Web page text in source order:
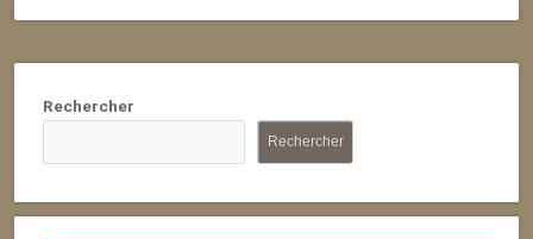
Rechercher
Rechercher